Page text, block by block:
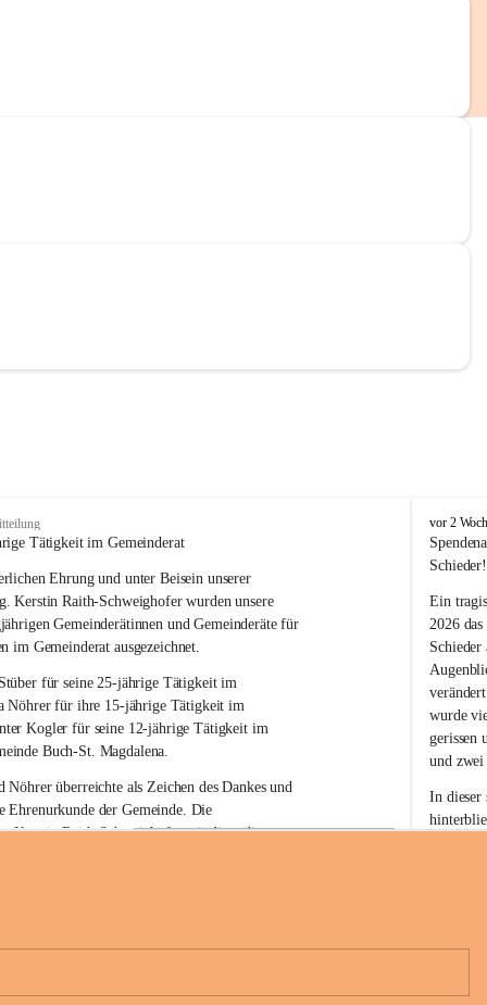
Tätigkeit im Gemeinderat
Ehrung und unter Beisein unserer
Kerstin Raith-Schweighofer wurden unsere
Gemeinderätinnen und Gemeinderäte für
im Gemeinderat ausgezeichnet.
für seine 25-jährige Tätigkeit im
Nöhrer für ihre 15-jährige Tätigkeit im
Kogler für seine 12-jährige Tätigkeit im
Buch-St. Magdalena.
Nöhrer überreichte als Zeichen des Dankes und
Ehrenurkunde der Gemeinde. Die
Kerstin Raith-Schweighofer würdigte die
+6
B
u
c
-
S
t
.
M
a
g
d
a
e
n
a
vor 2
Schieder!
Ein
2026
wurde
gerissen
und
In dieser